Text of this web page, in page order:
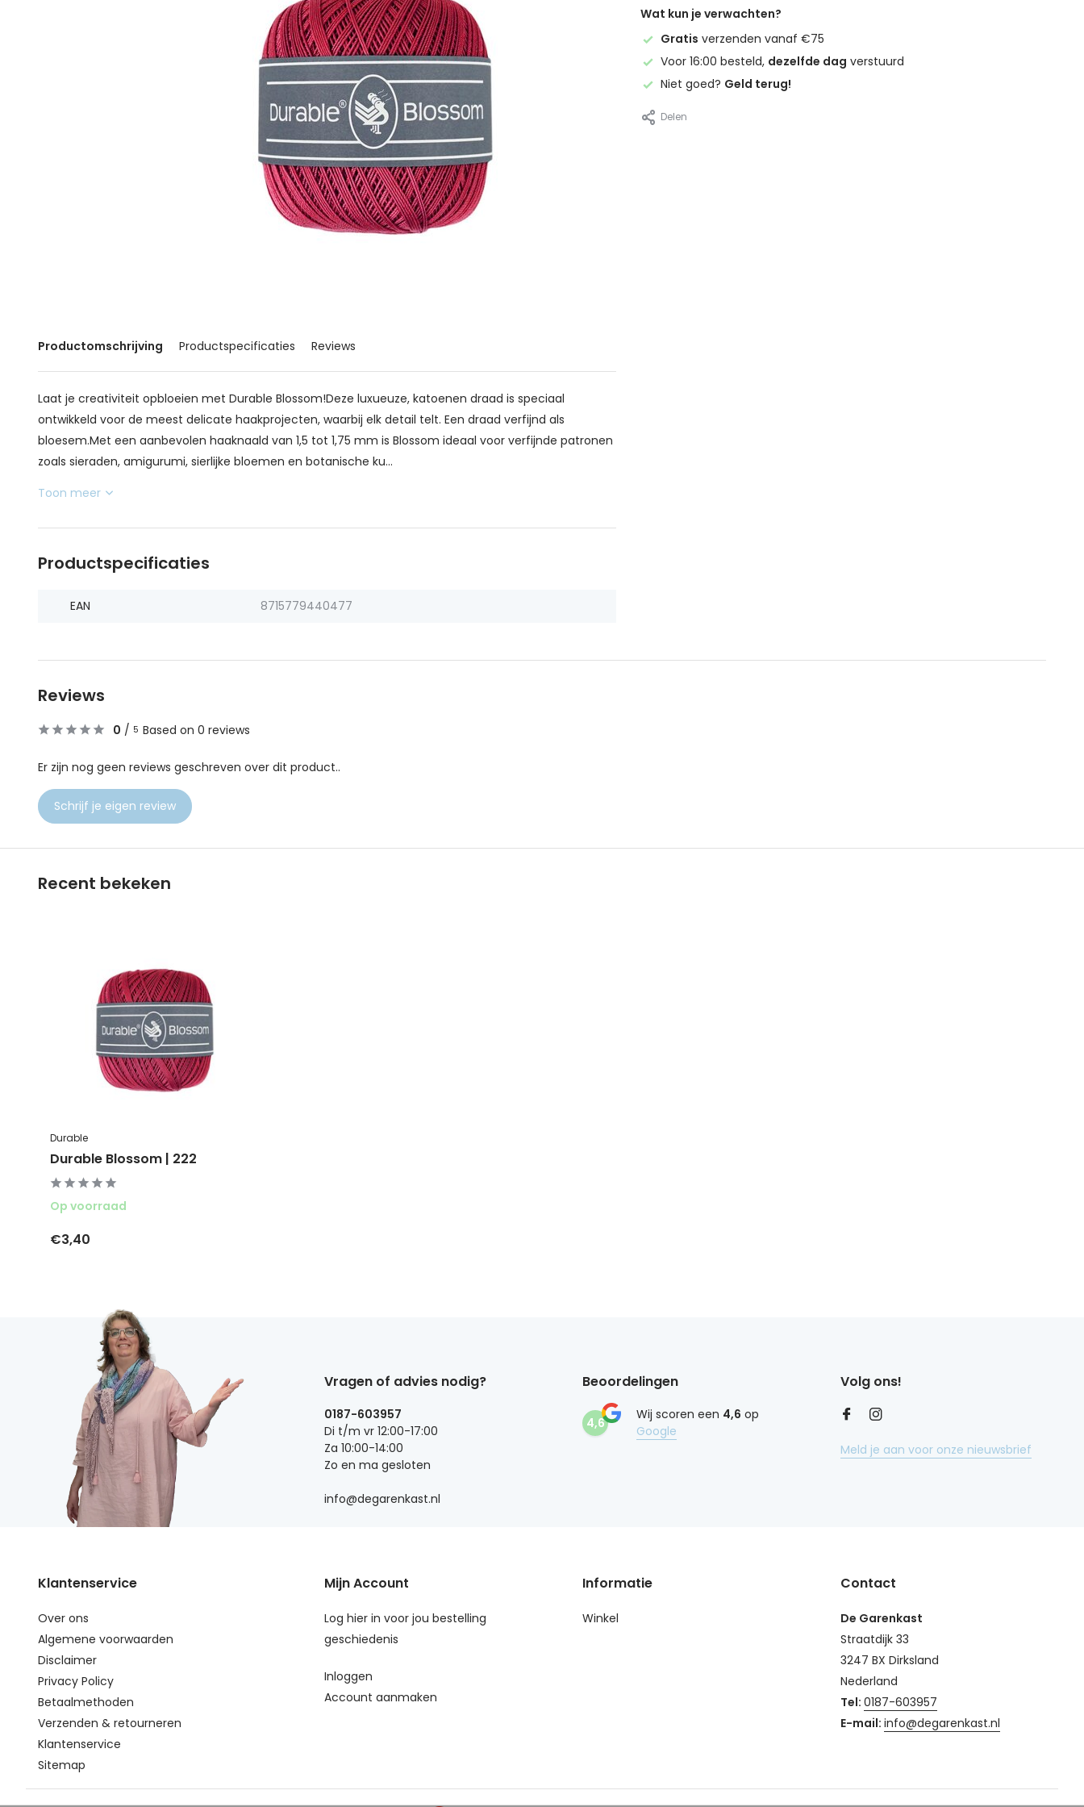
Productomschrijving Productspecificaties Reviews
Laat je creativiteit opbloeien met Durable Blossom!Deze luxueuze, katoenen draad is speciaal
ontwikkeld voor de meest delicate haakprojecten, waarbij elk detail telt. Een draad verfijnd als
bloesem.Met een aanbevolen haaknaald van 1,5 tot 1,75 mm is Blossom ideaal voor verfijnde patronen
zoals sieraden, amigurumi, sierlijke bloemen en botanische ku...
Toon meer
Productspecificaties
EAN 8715779440477
Wat kun je verwachten?
Gratis verzenden vanaf €75
Voor 16:00 besteld, dezelfde dag verstuurd
Niet goed? Geld terug!
Delen
Reviews
0 / 5 Based on 0 reviews
Er zijn nog geen reviews geschreven over dit product..
Schrijf je eigen review
Recent bekeken
Durable
Durable Blossom | 222
Op voorraad
€3,40
Vragen of advies nodig?
0187-603957
Di t/m vr 12:00-17:00
Za 10:00-14:00
Zo en ma gesloten
info@degarenkast.nl
Beoordelingen
4,6
Wij scoren een 4,6 op
Google
Volg ons!
Meld je aan voor onze nieuwsbrief
Klantenservice
Over ons
Algemene voorwaarden
Disclaimer
Privacy Policy
Betaalmethoden
Verzenden & retourneren
Klantenservice
Sitemap
Mijn Account
Log hier in voor jou bestelling
geschiedenis
Inloggen
Account aanmaken
Informatie
Winkel
Contact
De Garenkast
Straatdijk 33
3247 BX Dirksland
Nederland
Tel: 0187-603957
E-mail: info@degarenkast.nl